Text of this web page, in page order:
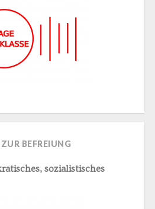
BEFREIUNG
sozialistisches